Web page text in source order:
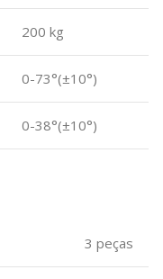
200 kg
0-73°(±10°)
0-38°(±10°)
3 peças